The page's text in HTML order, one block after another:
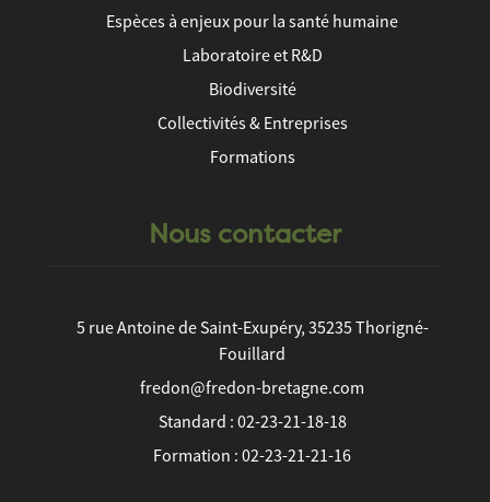
Espèces à enjeux pour la santé humaine
Laboratoire et R&D
Biodiversité
Collectivités & Entreprises
Formations
Nous contacter
5 rue Antoine de Saint-Exupéry, 35235 Thorigné-
Fouillard
fredon@fredon-bretagne.com
Standard : 02-23-21-18-18
Formation : 02-23-21-21-16